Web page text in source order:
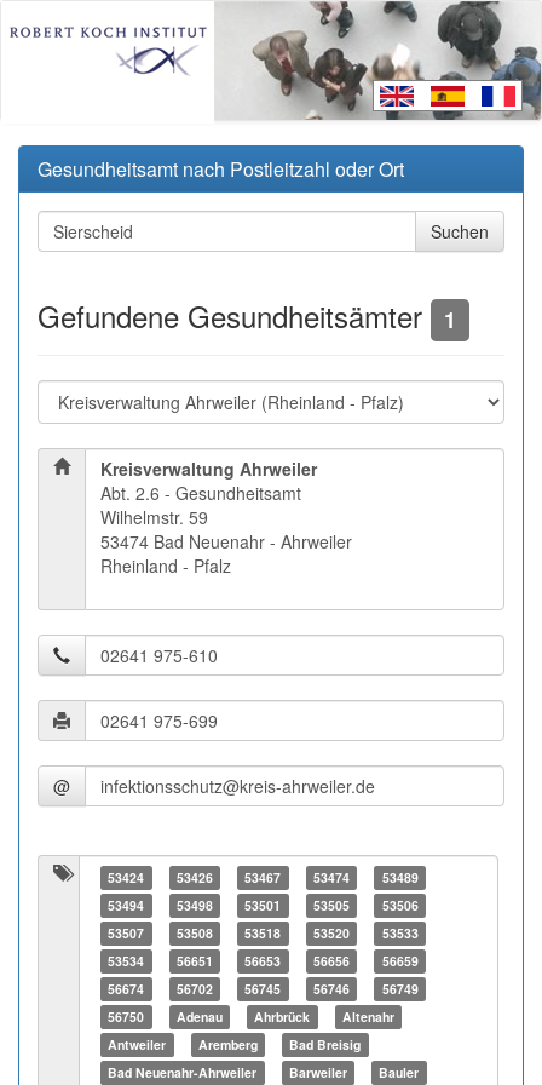
Gesundheitsamt nach Postleitzahl oder Ort
Gefundene Gesundheitsämter 1
Kreisverwaltung Ahrweiler
Abt. 2.6 - Gesundheitsamt
Wilhelmstr. 59
53474 Bad Neuenahr - Ahrweiler
Rheinland - Pfalz
@
53424 53426 53467 53474
53489
53494
53498 53501 53505
53506
53507
53508 53518 53520
53533
53534
56651 56653 56656
56659
56674
56702 56745 56746
56749
56750
Adenau Ahrbrück
Altenahr
Antweiler
Aremberg
Bad Breisig
Bad Neuenahr-Ahrweiler
Barweiler Bauler